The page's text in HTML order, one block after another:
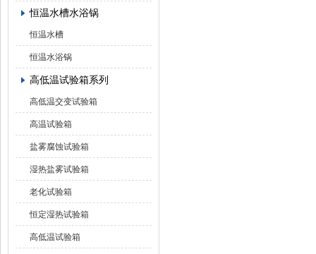
恒温水槽水浴锅
恒温水槽
恒温水浴锅
高低温试验箱系列
高低温交变试验箱
高温试验箱
盐雾腐蚀试验箱
湿热盐雾试验箱
老化试验箱
恒定湿热试验箱
高低温试验箱